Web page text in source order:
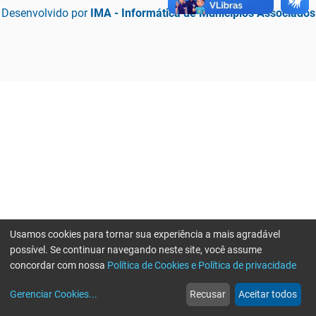
Desenvolvido por IMA - Informática de Municípios Associados
web
Notícias
more_horiz
Mais
Usamos cookies para tornar sua experiência a mais agradável
possível. Se continuar navegando neste site, você assume
concordar com nossa Política de Cookies e Política de privacidade
Gerenciar Cookies... Recusar Aceitar todos
Erro ao enviar informações, por favor tente novamente